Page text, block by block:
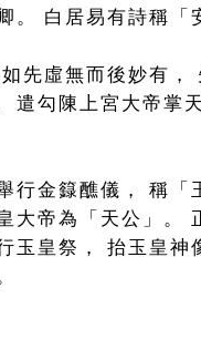
白居易有詩稱
先虛無而後妙有
勾陳上宮大帝掌
金籙醮儀， 稱
大帝為「天公」
皇祭， 抬玉皇